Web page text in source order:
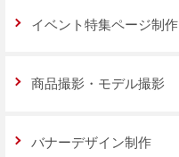
イベント特集ページ制作
商品撮影・モデル撮影
バナーデザイン制作